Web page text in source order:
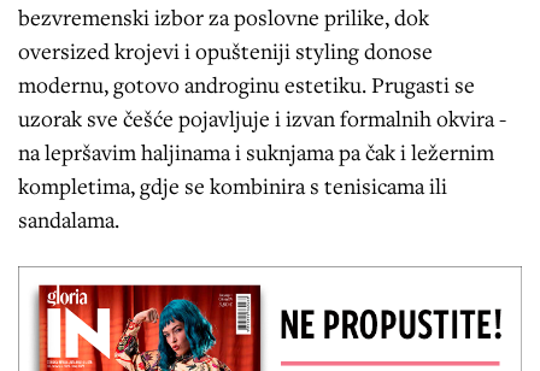
bezvremenski izbor za poslovne prilike, dok
oversized krojevi i opušteniji styling donose
modernu, gotovo androginu estetiku. Prugasti se
uzorak sve češće pojavljuje i izvan formalnih okvira -
na lepršavim haljinama i suknjama pa čak i ležernim
kompletima, gdje se kombinira s tenisicama ili
sandalama.